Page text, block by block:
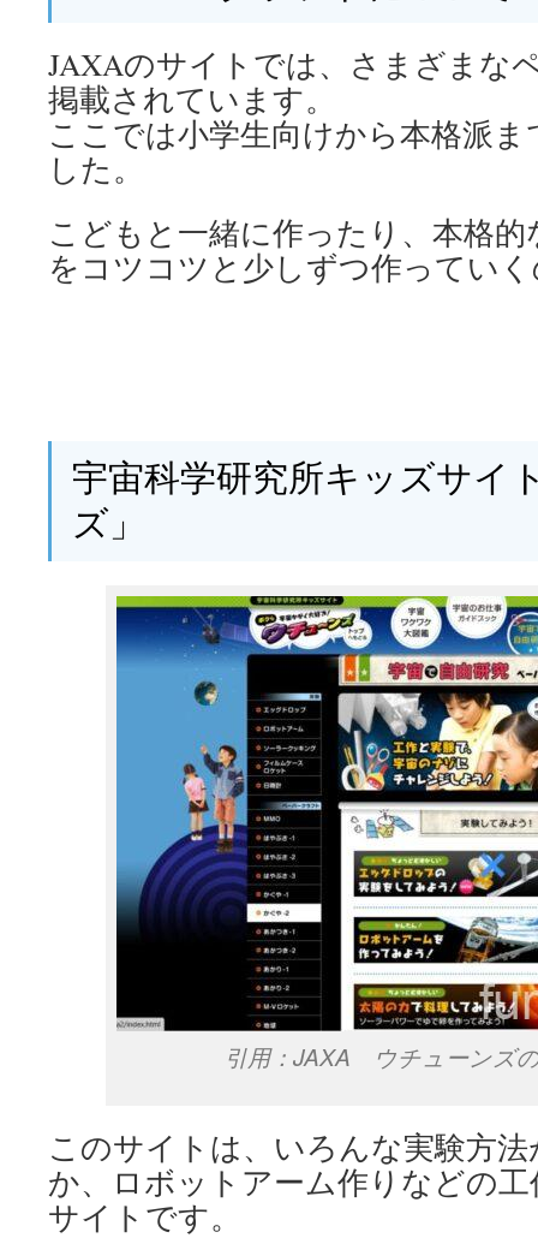
JAXAのサイトでは、さまざまな
掲載されています。
ここでは小学生向けから本格派
した。
こどもと一緒に作ったり、本格
をコツコツと少しずつ作ってい
宇宙科学研究所キッズサイ
ズ」
引用：JAXA ウチューンズ
このサイトは、いろんな実験方
か、ロボットアーム作りなどの
サイトです。